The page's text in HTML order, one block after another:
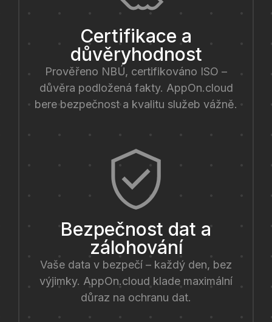
Certifikace a
důvěryhodnost
Prověřeno NBÚ, certifikováno ISO –
důvěra podložená fakty. AppOn.cloud
bere bezpečnost a kvalitu služeb vážně.
Bezpečnost dat a
zálohování
Vaše data v bezpečí – každý den, bez
výjimky. AppOn.cloud klade maximální
důraz na ochranu dat.